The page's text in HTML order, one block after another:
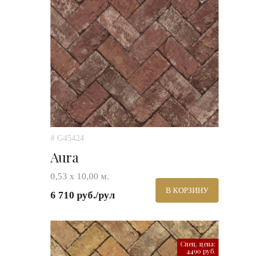
# G45424
Aura
0,53 х 10,00 м.
6 710 руб./рул В КОРЗИНУ
Спец. цена:
4490 руб.